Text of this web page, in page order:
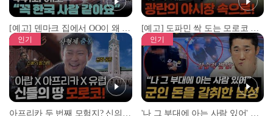
[예고] 덴마크 집에서 OO이 왜 나와...? 이상할 정도로 한국을 사랑하는 우리 형을 제보합니다! [예고] 도파민 싹 도는 모로코 야시장 투어!
인기 인기